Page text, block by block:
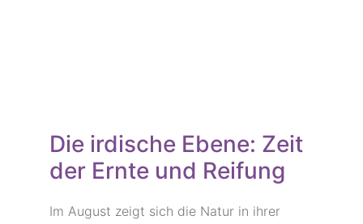
Die irdische Ebene: Zeit
der Ernte und Reifung
Im August zeigt sich die Natur in ihrer